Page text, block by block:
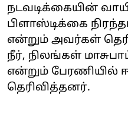
நடவடிக்கையின்
பிளாஸ்டிக்கை
என்றும் அவர்கள்
நீர், நிலங்கள்
என்றும் பேரணியில்
தெரிவித்தனர்.